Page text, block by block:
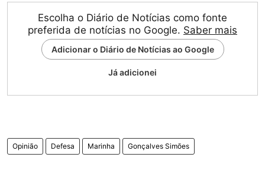
Escolha o Diário de Notícias como fonte
preferida de notícias no Google. Saber mais
Adicionar o Diário de Notícias ao Google
Já adicionei
Opinião Defesa Marinha Gonçalves Simões